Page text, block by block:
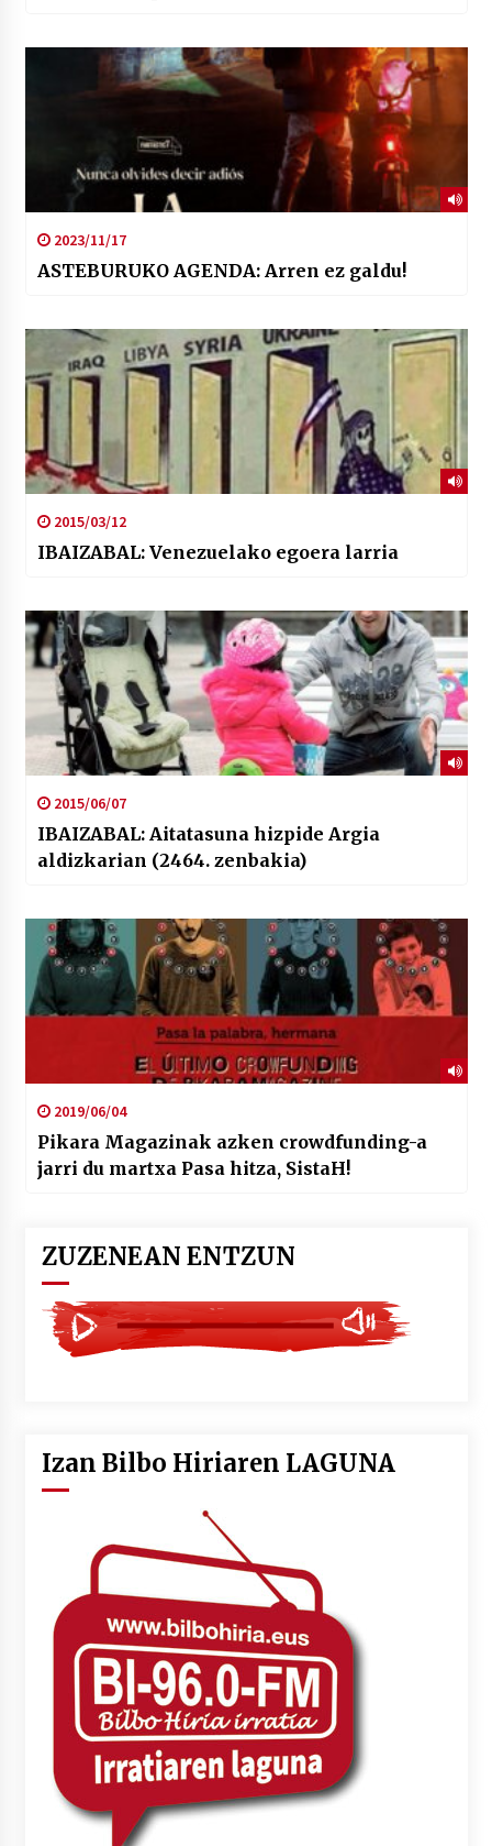
2023/11/17
ASTEBURUKO AGENDA: Arren ez galdu!
2015/03/12
IBAIZABAL: Venezuelako egoera larria
2015/06/07
IBAIZABAL: Aitatasuna hizpide Argia
aldizkarian (2464. zenbakia)
2019/06/04
Pikara Magazinak azken crowdfunding-a
jarri du martxa Pasa hitza, SistaH!
ZUZENEAN ENTZUN
Izan Bilbo Hiriaren LAGUNA